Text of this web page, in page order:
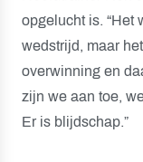
opgelucht is. “Het
wedstrijd, maar
overwinning en
zijn we aan toe,
Er is blijdschap.”